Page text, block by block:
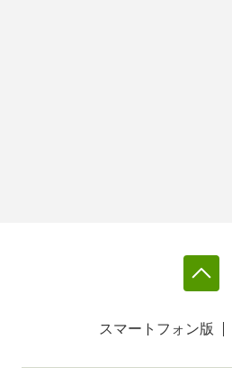
スマートフォン版